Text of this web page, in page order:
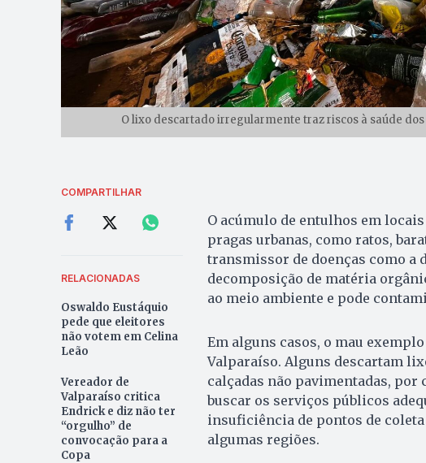
O lixo descartado irregularmente traz riscos à saúde
COMPARTILHAR
RELACIONADAS
Oswaldo Eustáquio
pede que eleitores
não votem em Celina
Leão
Vereador de
Valparaíso critica
Endrick e diz não ter
“orgulho” de
convocação para a
Copa
O acúmulo de entulhos em
pragas urbanas, como ratos,
transmissor de doenças como a
decomposição de matéria
ao meio ambiente e pode
Em alguns casos, o mau
Valparaíso. Alguns descartam
calçadas não pavimentadas,
buscar os serviços públicos
insuficiência de pontos de
algumas regiões.